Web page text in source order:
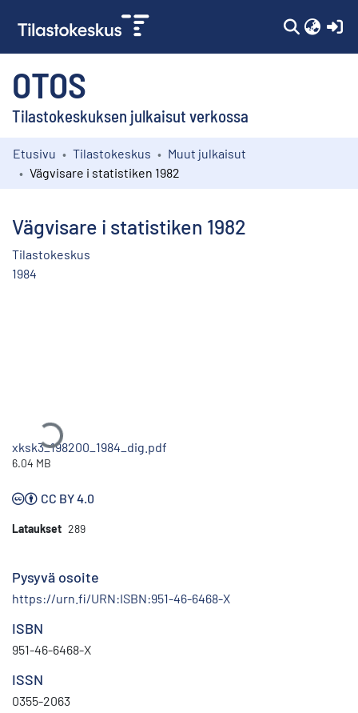
OTOS
Tilastokeskuksen julkaisut verkossa
Kokoelmat
Etusivu Tilastokeskus
Muut julkaisut
Vägvisare i statistiken 1982
Vägvisare i statistiken 1982
Tilastokeskus
1984
Ladataan...
xksk3_198200_1984_dig.pdf
6.04 MB
CC BY 4.0
Lataukset 289
Pysyvä osoite
https://urn.fi/URN:ISBN:951-46-6468-X
ISBN
951-46-6468-X
ISSN
0355-2063